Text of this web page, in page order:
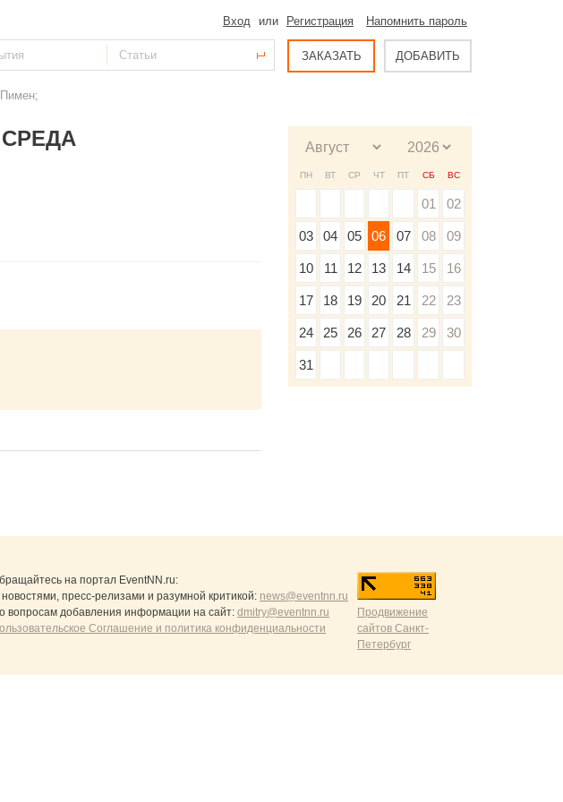
Вход или Регистрация Напомнить пароль
ЗАКАЗАТЬ ДОБАВИТЬ
СРЕДА
ПН ВТ СР ЧТ ПТ СБ ВС
01 02
03 04 05 06 07 08 09
10 11 12 13 14 15 16
17 18 19 20 21 22 23
24 25 26 27 28 29 30
31
на портал EventNN.ru:
пресс-релизами и разумной критикой: news@eventnn.ru
вопросам добавления информации на сайт: dmitry@eventnn.ru
Соглашение и политика конфиденциальности
Продвижение
сайтов Санкт-
Петербург